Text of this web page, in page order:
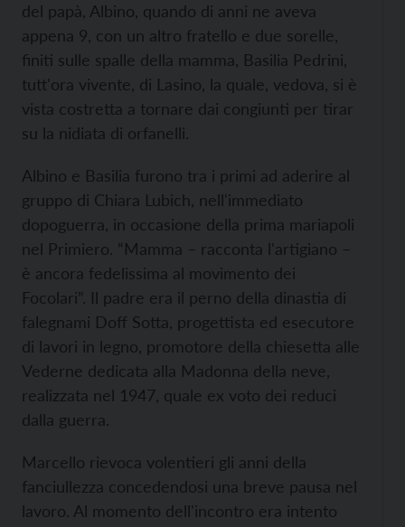
del papà, Albino, quando di anni ne aveva
appena 9, con un altro fratello e due sorelle,
finiti sulle spalle della mamma, Basilia Pedrini,
tutt'ora vivente, di Lasino, la quale, vedova, si è
vista costretta a tornare dai congiunti per tirar
su la nidiata di orfanelli.
Albino e Basilia furono tra i primi ad aderire al
gruppo di Chiara Lubich, nell'immediato
dopoguerra, in occasione della prima mariapoli
nel Primiero. “Mamma – racconta l'artigiano –
è ancora fedelissima al movimento dei
Focolari”. Il padre era il perno della dinastia di
falegnami Doff Sotta, progettista ed esecutore
di lavori in legno, promotore della chiesetta alle
Vederne dedicata alla Madonna della neve,
realizzata nel 1947, quale ex voto dei reduci
dalla guerra.
Marcello rievoca volentieri gli anni della
fanciullezza concedendosi una breve pausa nel
lavoro. Al momento dell'incontro era intento